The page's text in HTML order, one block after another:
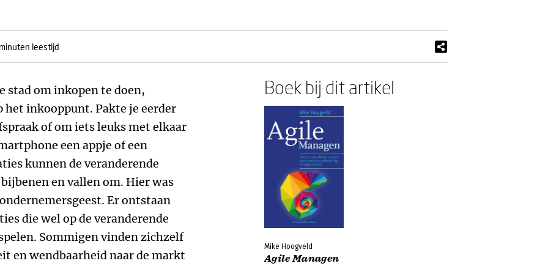
leestijd
stad om inkopen te doen,
het inkooppunt. Pakte je eerder
of om iets leuks met elkaar
een appje of een
kunnen de veranderende
en vallen om. Hier was
Er ontstaan
die wel op de veranderende
Sommigen vinden zichzelf
en wendbaarheid naar de markt
Boek bij dit artikel
Mike Hoogveld
Agile Managen